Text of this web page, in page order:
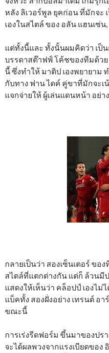
หลัง ลิเวอร์พูล ยุคก่อน ที่มักจะ
เองในสไตล์ ของ อลัน แฮนเซ่
แต่ทั้งนี้และ ทั้งนั้นผมคิดว่า เป็
บรรดาสต๊าฟฟ์ โค้ชของทีมด้วย
นี้ ซึ่งทำให้ มาติป เองพยายา
กับทาง ฟาน ไดค์ คู่ขาที่มักจะเ
แจกจ่ายให้ ผู้เล่นแดนหน้า อย่า
กลายเป็นว่า สองเซ็นเตอร์ ข
สไตล์ที่แตกต่างกัน แต่ก็ ล้วนมี
แสดงให้เห็นว่า คล็อปป์ เองไม่
แบ็คทั้ง สองฝั่งอย่าง เทรนต์ อ
ขณะนี้
การเร่งรีดฟอร์ม ขึ้นมาของปร
จะได้ผลพวงจากแรงเบียดของ